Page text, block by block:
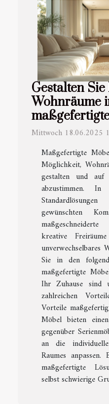
Gestalten
Wohnräume
Mittwoch 18.06.2025
Maßgefertigte
Möglichkeit,
gestalten und auf
abzustimmen.
gewünschten
kreative
unverwechselbares
Sie in den
maßgefertigte
Ihr Zuhause
zahlreichen
Vorteile
Möbel bieten
gegenüber
an die
Raumes anpassen.
maßgefertigte
selbst schwierige